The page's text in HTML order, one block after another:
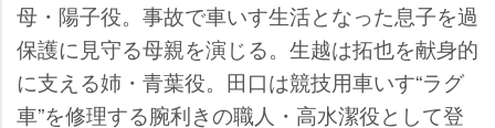
母・陽子役。事故で車いす生活となった息子を過
保護に見守る母親を演じる。生越は拓也を献身的
に支える姉・青葉役。田口は競技用車いす“ラグ
車”を修理する腕利きの職人・高水潔役として登